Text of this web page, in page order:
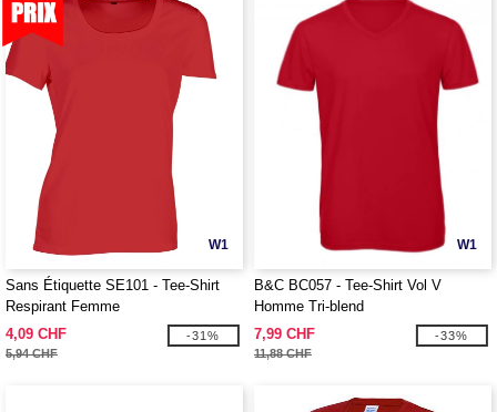
W1
Sans Étiquette SE101 - Tee-Shirt
Respirant Femme
4,09 CHF
5,94 CHF
-31%
W1
B&C BC057 - Tee-Shirt Vol V
Homme Tri-blend
7,99 CHF
11,88 CHF
-33%